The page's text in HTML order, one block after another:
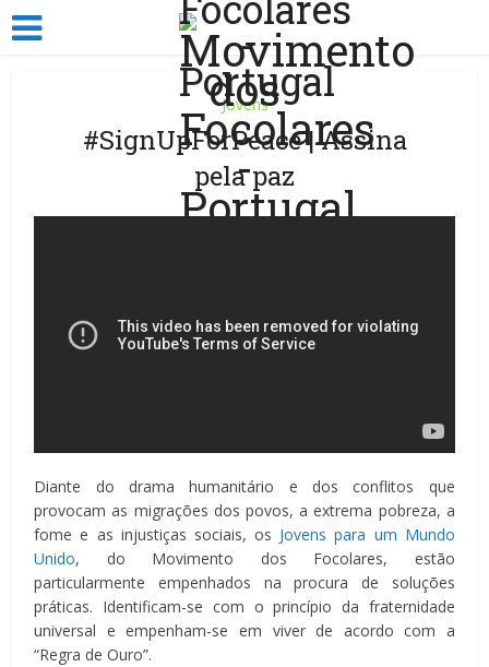
Jovens
#SignUpForPeace | Assina
pela paz
Diante do drama humanitário e dos conflitos que
provocam as migrações dos povos, a extrema pobreza, a
fome e as injustiças sociais, os Jovens para um Mundo
Unido, do Movimento dos Focolares, estão
particularmente empenhados na procura de soluções
práticas. Identificam-se com o princípio da fraternidade
universal e empenham-se em viver de acordo com a
“Regra de Ouro”.